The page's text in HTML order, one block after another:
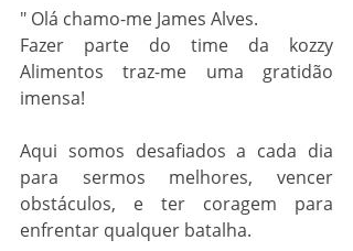
" Olá chamo-me James Alves.
Fazer parte do time da kozzy
Alimentos traz-me uma gratidão
imensa!
Aqui somos desafiados a cada dia
para sermos melhores, vencer
obstáculos, e ter coragem para
enfrentar qualquer batalha.